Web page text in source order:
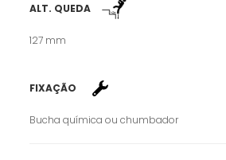
ALT. QUEDA
127 mm
FIXAÇÃO
Bucha química ou chumbador